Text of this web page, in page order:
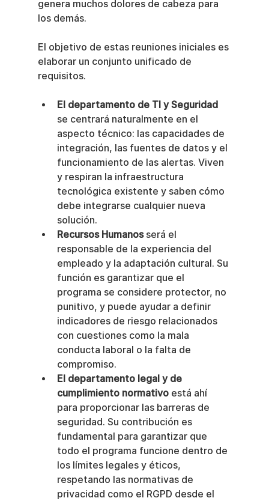
genera muchos dolores de cabeza para
los demás.
El objetivo de estas reuniones iniciales es
elaborar un conjunto unificado de
requisitos.
El departamento de TI y Seguridad
se centrará naturalmente en el
aspecto técnico: las capacidades de
integración, las fuentes de datos y el
funcionamiento de las alertas. Viven
y respiran la infraestructura
tecnológica existente y saben cómo
debe integrarse cualquier nueva
solución.
Recursos Humanos será el
responsable de la experiencia del
empleado y la adaptación cultural. Su
función es garantizar que el
programa se considere protector, no
punitivo, y puede ayudar a definir
indicadores de riesgo relacionados
con cuestiones como la mala
conducta laboral o la falta de
compromiso.
El departamento legal y de
cumplimiento normativo está ahí
para proporcionar las barreras de
seguridad. Su contribución es
fundamental para garantizar que
todo el programa funcione dentro de
los límites legales y éticos,
respetando las normativas de
privacidad como el RGPD desde el